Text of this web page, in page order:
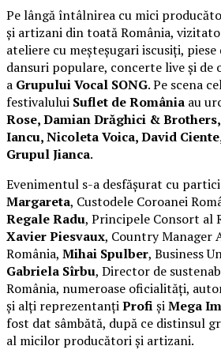
Pe lângă întâlnirea cu mici
și artizani din toată România,
ateliere cu meșteșugari iscusiți,
dansuri populare, concerte live și
a Grupului Vocal SONG. Pe scena
festivalului Suflet de România au
Rose, Damian Drăghici &
Iancu, Nicoleta Voica, David
Grupul Jianca.
Evenimentul s-a desfășurat cu
Margareta, Custodele Coroanei
Regale Radu, Principele Consort al
Xavier Piesvaux, Country Manager
România, Mihai Spulber, Business
Gabriela Sîrbu, Director de
România, numeroase oficialități,
și alți reprezentanțiProfișiMega
fost dat sâmbătă, după ce distinsul
al micilor producători și artizani.